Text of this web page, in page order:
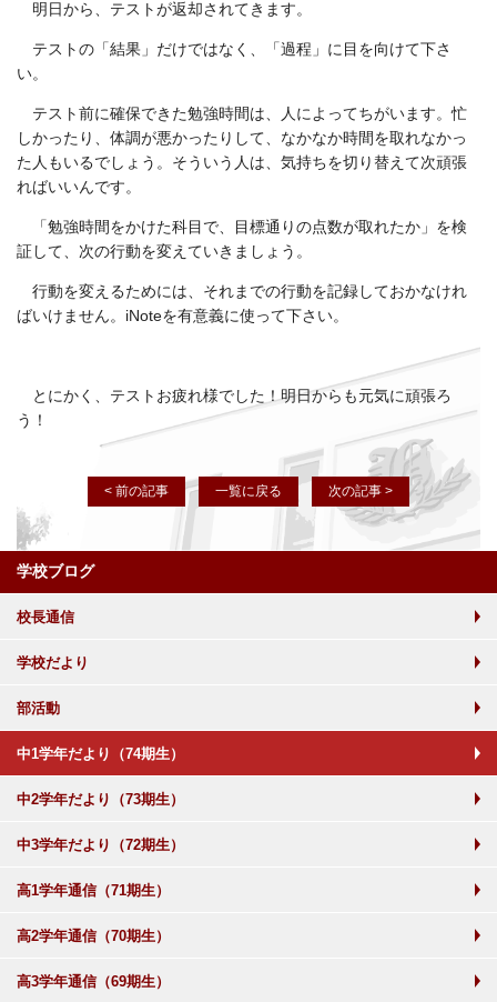
明日から、テストが返却されてきます。
テストの「結果」だけではなく、「過程」に目を向けて下さ
い。
テスト前に確保できた勉強時間は、人によってちがいます。忙
しかったり、体調が悪かったりして、なかなか時間を取れなかっ
た人もいるでしょう。そういう人は、気持ちを切り替えて次頑張
ればいいんです。
「勉強時間をかけた科目で、目標通りの点数が取れたか」を検
証して、次の行動を変えていきましょう。
行動を変えるためには、それまでの行動を記録しておかなけれ
ばいけません。iNoteを有意義に使って下さい。
とにかく、テストお疲れ様でした！明日からも元気に頑張ろ
う！
< 前の記事 一覧に戻る 次の記事 >
学校ブログ
校長通信
学校だより
部活動
中1学年だより（74期生）
中2学年だより（73期生）
中3学年だより（72期生）
高1学年通信（71期生）
高2学年通信（70期生）
高3学年通信（69期生）